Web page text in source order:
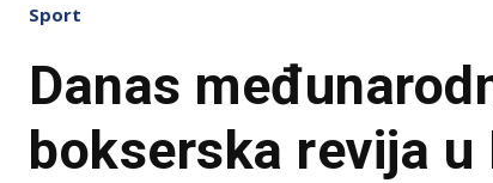
Sport
Danas
bokserska revija u